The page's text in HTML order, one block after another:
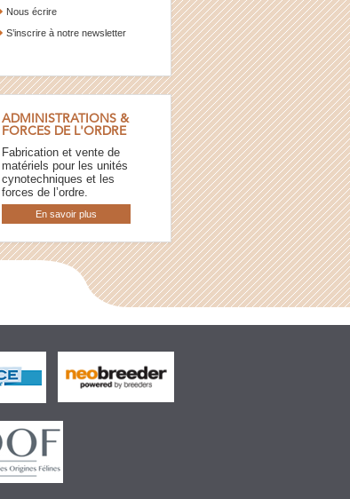
Nous écrire
S’inscrire à notre newsletter
ADMINISTRATIONS &
FORCES DE L'ORDRE
Fabrication et vente de
matériels pour les unités
cynotechniques et les
forces de l’ordre.
En savoir plus